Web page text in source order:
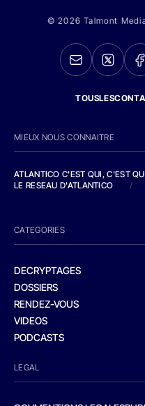
© 2026 Talmont
MIEUX NOUS CONNAITRE
ATLANTICO C'EST QUI, C'EST
LE RESEAU D'ATLANTICO
/
CATEGORIES
DECRYPTAGES
DOSSIERS
RENDEZ-VOUS
VIDEOS
PODCASTS
LEGAL